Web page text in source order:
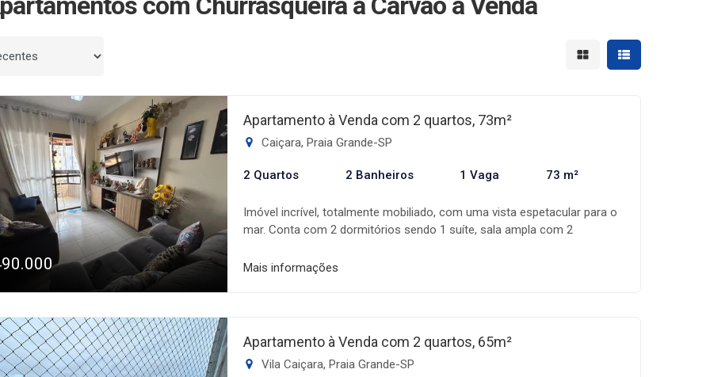
Mostrar resultados em
Mostrar
Apartamento à Venda com 2 quartos, 73m²
Caiçara, Praia Grande-SP
2 Quartos 2 Banheiros 1 Vaga 73 m²
Imóvel incrível, totalmente mobiliado, com uma vista espetacular para o
mar. Conta com 2 dormitórios sendo 1 suíte, sala ampla com 2
garagem. O condomínio oferece lazer completo, proporcionando
corretores!!!
Mais informações
Apartamento à Venda com 2 quartos, 65m²
Vila Caiçara, Praia Grande-SP